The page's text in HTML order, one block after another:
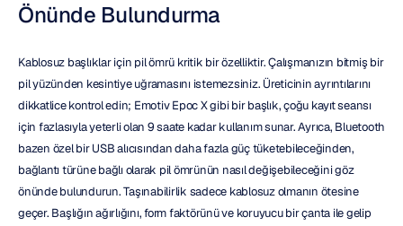
Önünde Bulundurma
Kablosuz başlıklar için pil ömrü kritik bir özelliktir. Çalışmanızın bitmiş bir
pil yüzünden kesintiye uğramasını istemezsiniz. Üreticinin ayrıntılarını
dikkatlice kontrol edin; Emotiv Epoc X gibi bir başlık, çoğu kayıt seansı
için fazlasıyla yeterli olan 9 saate kadar kullanım sunar. Ayrıca, Bluetooth
bazen özel bir USB alıcısından daha fazla güç tüketebileceğinden,
bağlantı türüne bağlı olarak pil ömrünün nasıl değişebileceğini göz
önünde bulundurun. Taşınabilirlik sadece kablosuz olmanın ötesine
geçer. Başlığın ağırlığını, form faktörünü ve koruyucu bir çanta ile gelip